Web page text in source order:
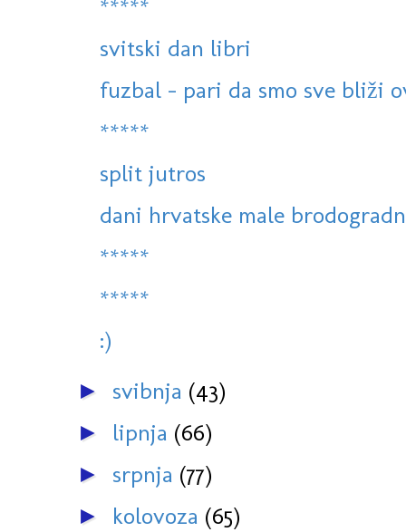
*****
svitski dan libri
fuzbal - pari da smo sve bliži
*****
split jutros
dani hrvatske male
*****
*****
:)
► svibnja (43)
► lipnja (66)
► srpnja (77)
► kolovoza (65)